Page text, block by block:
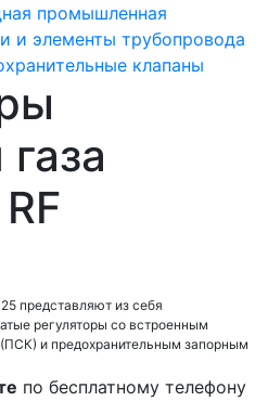
промышленная
и элементы трубопровода
клапаны
представляют из себя
регуляторы со встроенным
и предохранительным запорным
по бесплатному телефону